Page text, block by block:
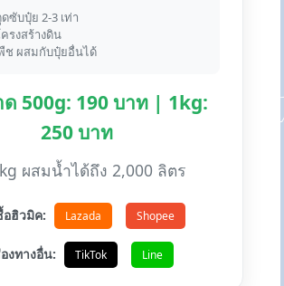
ซับปุ๋ย 2-3 เท่า
รงสร้างดิน
ช ผสมกับปุ๋ยอื่นได้
ด 500g: 190 บาท | 1kg:
250 บาท
ผสมน้ำได้ถึง 2,000 ลิตร
อฮิวมิค: Lazada Shopee
งทางอื่น: TikTok Line